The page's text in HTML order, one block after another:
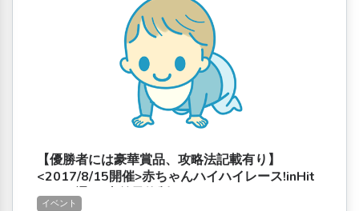
【優勝者には豪華賞品、攻略法記載有り】
<2017/8/15開催>赤ちゃんハイハイレース!inHit
マリナ通り[事前予約制]
イベント